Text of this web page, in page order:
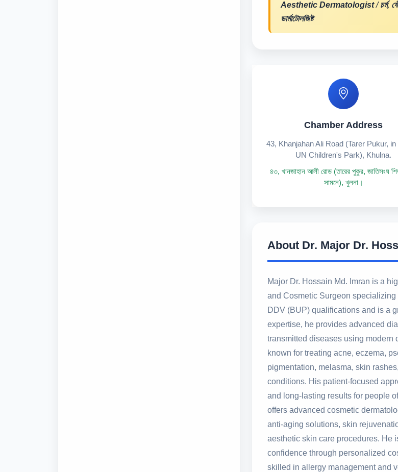
Aesthetic Dermatologist/চর্ম,
ডার্মাটোলজিষ্ট
Chamber Address
43, Khanjahan Ali Road (Tarer Pukur, in
UN Children's Park), Khulna.
৪৩, খানজাহান আলী রোড (তারের পুকুর, জাতিসংঘ শিশু
সামনে), খুলনা।
About Dr. Major Dr.
Major Dr. Hossain Md. Imran is a
and Cosmetic Surgeon
DDV (BUP) qualifications and is a
expertise, he provides advanced
transmitted diseases using modern
known for treating acne, eczema,
pigmentation, melasma, skin
conditions. His patient-focused
and long-lasting results for people
offers advanced cosmetic
anti-aging solutions, skin
aesthetic skin care procedures. He
confidence through personalized
skilled in allergy management and